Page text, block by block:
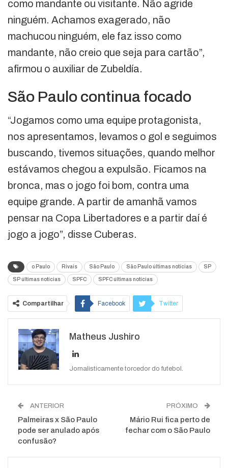
como mandante ou visitante. Não agride
ninguém. Achamos exagerado, não
machucou ninguém, ele faz isso como
mandante, não creio que seja para cartão”,
afirmou o auxiliar de Zubeldía.
São Paulo continua focado
“Jogamos como uma equipe protagonista,
nos apresentamos, levamos o gol e seguimos
buscando, tivemos situações, quando melhor
estávamos chegou a expulsão. Ficamos na
bronca, mas o jogo foi bom, contra uma
equipe grande. A partir de amanhã vamos
pensar na Copa Libertadores e a partir daí é
jogo a jogo”, disse Cuberas.
o Paulo Rivais São Paulo São Paulo últimas notícias SP
SP últimas notícias SPFC SPFC últimas notícias
Compartilhar Facebook Twitter
WhatsApp
Matheus Jushiro
Jornalisticamente torcedor do futebol.
ANTERIOR
Palmeiras x São Paulo
pode ser anulado após
confusão?
PRÓXIMO
Mário Rui fica perto de
fechar com o São Paulo